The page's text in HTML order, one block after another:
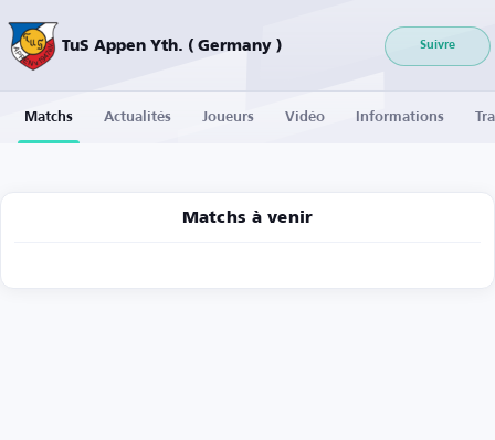
TuS Appen Yth. ( Germany ) Suivre
Matchs Actualités Joueurs Vidéo Informations
Matchs à venir